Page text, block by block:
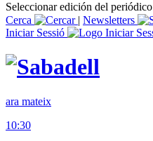
Seleccionar edición del periódico
Cerca
| Newsletters
Iniciar Sessió
ara mateix
10:30